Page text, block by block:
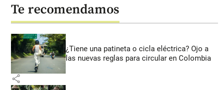
Te recomendamos
¿Tiene una patineta o cicla eléctrica? Ojo a
las nuevas reglas para circular en Colombia
share